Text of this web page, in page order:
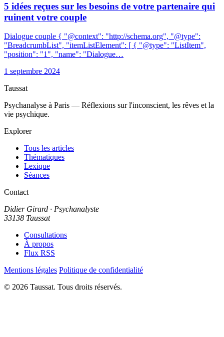
5 idées reçues sur les besoins de votre partenaire qui
ruinent votre couple
Dialogue couple { "@context": "http://schema.org", "@type":
"BreadcrumbList", "itemListElement": [ { "@type": "ListItem",
"position": "1", "name": "Dialogue…
1 septembre 2024
Taussat
Psychanalyse à Paris — Réflexions sur l'inconscient, les rêves et la
vie psychique.
Explorer
Tous les articles
Thématiques
Lexique
Séances
Contact
Didier Girard · Psychanalyste
33138 Taussat
Consultations
À propos
Flux RSS
Mentions légales Politique de confidentialité
© 2026 Taussat. Tous droits réservés.